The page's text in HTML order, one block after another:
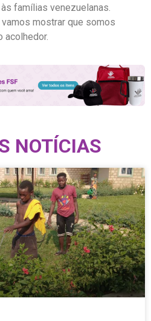
famílias venezuelanas.
mostrar que somos
acolhedor.
NOTÍCIAS